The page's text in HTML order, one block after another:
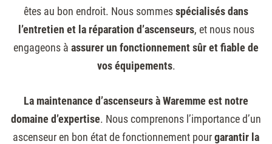
êtes au bon endroit. Nous sommesspécialisés dans
l’entretien et la réparation d’ascenseurs, et nous nous
engageons à assurer un fonctionnement sûr et fiable de
vos équipements.
La maintenance d’ascenseurs à Waremme est notre
domaine d’expertise. Nous comprenons l’importance d’un
ascenseur en bon état de fonctionnement pourgarantir la